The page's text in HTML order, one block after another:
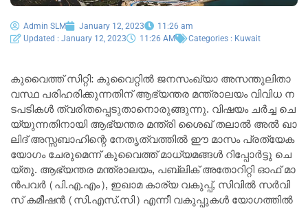
Admin SLM January 12, 2023
11:26 am
Updated : January 12, 2023
11:26 AM Categories : Kuwait
കു​വൈ​ത്ത് സി​റ്റി: കുവൈറ്റിൽ ജ​ന​സം​ഖ്യാ അ​സ​ന്തു​ലി​താ​
വ​സ്ഥ പ​രി​ഹ​രി​ക്കു​ന്ന​തി​ന് ആ​ഭ്യ​ന്ത​ര മ​ന്ത്രാ​ല​യം വി​വി​ധ ന​
ട​പ​ടി​ക​ൾ ത്വ​രി​ത​പ്പെ​ടു​താനൊരുങ്ങുന്നു. വി​ഷ​യം ച​ർ​ച്ച ചെ​
യ്യു​ന്ന​തി​നാ​യി ആ​ഭ്യ​ന്ത​ര മ​ന്ത്രി ശൈ​ഖ് ത​ലാ​ൽ അ​ൽ ഖാ​
ലി​ദ് അ​സ്സ​ബാ​ഹി​ന്റെ നേ​തൃ​ത്വ​ത്തി​ൽ ഈ ​മാ​സം പ്ര​ത്യേ​ക
യോ​ഗം ചേ​രു​മെ​ന്ന് കു​വൈ​ത്ത് മാധ്യമങ്ങൾ റി​പ്പോ​ർ​ട്ടു ചെ​
യ്തു. ആ​ഭ്യ​ന്ത​ര മ​ന്ത്രാ​ല​യം, പ​ബ്ലി​ക് അ​തോ​റി​റ്റി ഓ​ഫ് മാ​
ൻ​പ​വ​ർ (പി.​എ.​എം), ഇ​ഖാ​മ കാ​ര്യ വ​കു​പ്പ്, സി​വി​ൽ സ​ർ​വി​
സ് ക​മീ​ഷ​ൻ (സി.​എ​സ്.​സി) എ​ന്നീ വകുപ്പുകൾ യോ​ഗ​ത്തി​ൽ